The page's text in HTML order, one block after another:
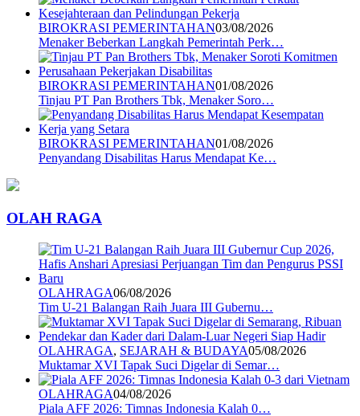
BIROKRASI PEMERINTAHAN03/08/2026
Menaker Beberkan Langkah Pemerintah Perk…
BIROKRASI PEMERINTAHAN01/08/2026
Tinjau PT Pan Brothers Tbk, Menaker Soro…
BIROKRASI PEMERINTAHAN01/08/2026
Penyandang Disabilitas Harus Mendapat Ke…
OLAH RAGA
OLAHRAGA06/08/2026
Tim U-21 Balangan Raih Juara III Gubernu…
OLAHRAGA, SEJARAH & BUDAYA05/08/2026
Muktamar XVI Tapak Suci Digelar di Semar…
OLAHRAGA04/08/2026
Piala AFF 2026: Timnas Indonesia Kalah 0…